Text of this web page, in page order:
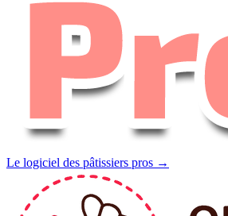
Le logiciel des pâtissiers pros →